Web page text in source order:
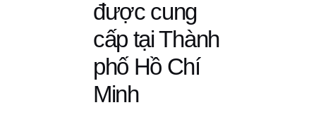
được cung
cấp tại Thành
phố Hồ Chí
Minh